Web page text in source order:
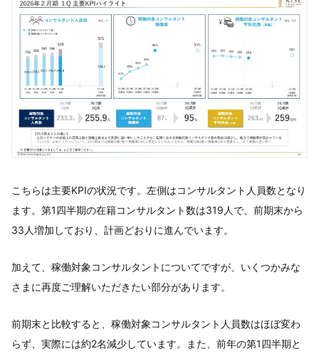
こちらは主要KPIの状況です。左側はコンサルタント人員数となり
ます。第1四半期の在籍コンサルタント数は319人で、前期末から
33人増加しており、計画どおりに進んでいます。
加えて、稼働対象コンサルタントについてですが、いくつかみな
さまに再度ご理解いただきたい部分があります。
前期末と比較すると、稼働対象コンサルタント人員数はほぼ変わ
らず、実際には約2名減少しています。また、前年の第1四半期と